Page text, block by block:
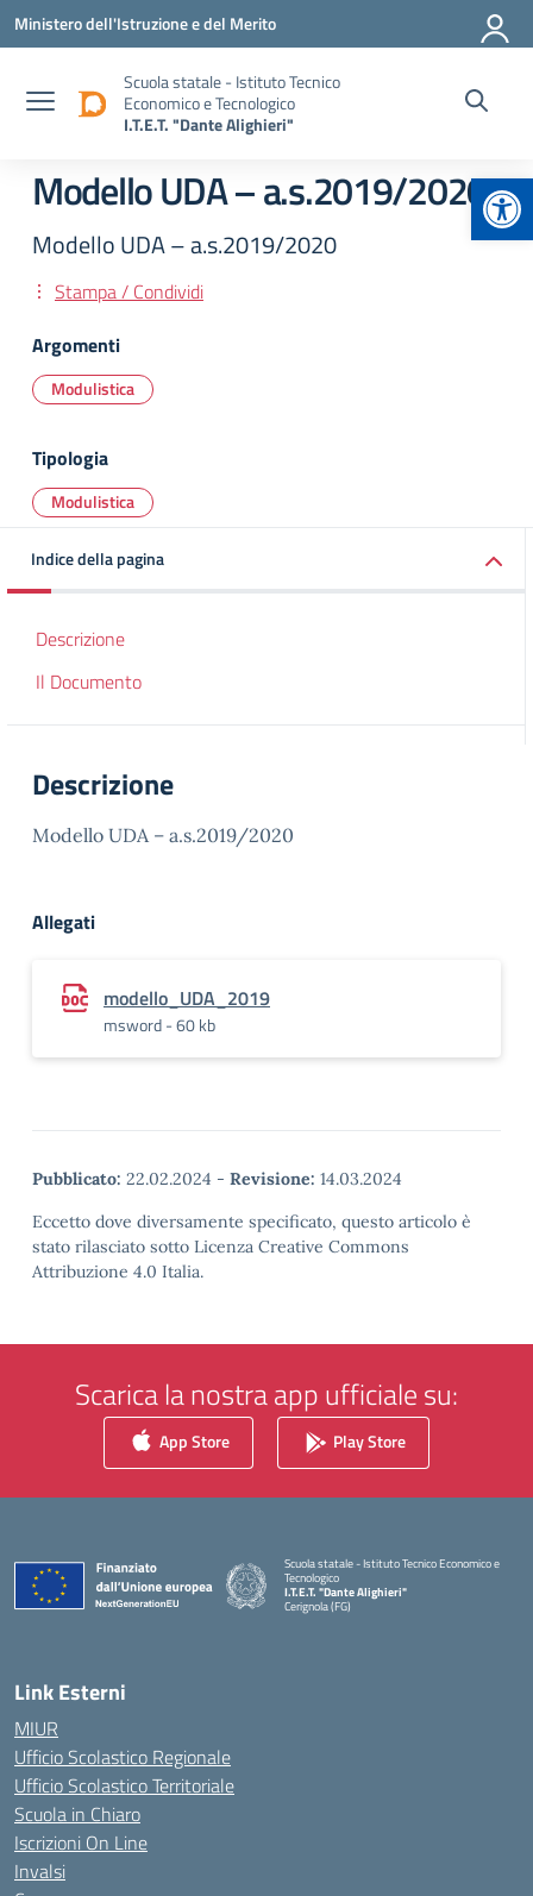
Vai ai contenuti
Vai al menu di navigazione
Vai al footer
Ministero dell'Istruzione e del Merito
Scuola statale - Istituto Tecnico
Economico e Tecnologico
I.T.E.T. "Dante Alighieri"
Modello UDA – a.s.2019/2020
Modello UDA – a.s.2019/2020
Stampa / Condividi
Argomenti
Modulistica
Tipologia
Modulistica
Indice della pagina
Descrizione
Il Documento
Descrizione
Modello UDA – a.s.2019/2020
Allegati
modello_UDA_2019
msword - 60 kb
Pubblicato: 22.02.2024 - Revisione: 14.03.2024
Eccetto dove diversamente specificato, questo articolo è
stato rilasciato sotto Licenza Creative Commons
Attribuzione 4.0 Italia.
Scarica la nostra app ufficiale su:
App Store Play Store
Scuola statale - Istituto Tecnico Economico e
Tecnologico
I.T.E.T. "Dante Alighieri"
Cerignola (FG)
— Visita la pagina iniziale della scuola
Link Esterni
MIUR
Ufficio Scolastico Regionale
Ufficio Scolastico Territoriale
Scuola in Chiaro
Iscrizioni On Line
Invalsi